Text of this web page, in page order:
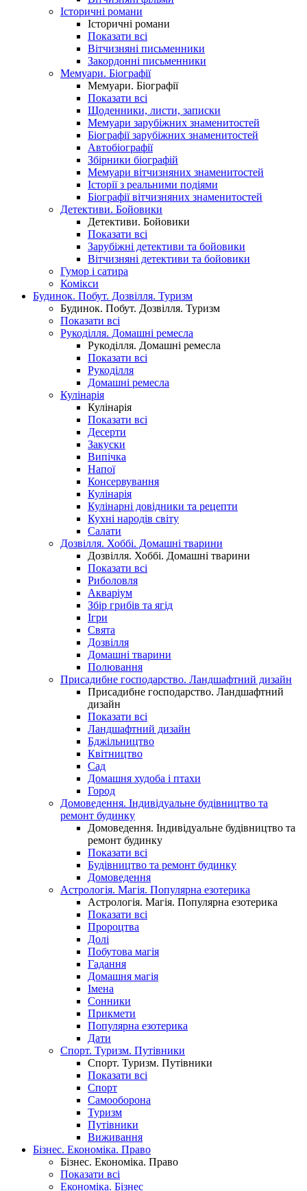
Історичні романи
Історичні романи
Показати всі
Вітчизняні письменники
Закордонні письменники
Мемуари. Біографії
Мемуари. Біографії
Показати всі
Щоденники, листи, записки
Мемуари зарубіжних знаменитостей
Біографії зарубіжних знаменитостей
Автобіографії
Збірники біографій
Мемуари вітчизняних знаменитостей
Історії з реальними подіями
Біографії вітчизняних знаменитостей
Детективи. Бойовики
Детективи. Бойовики
Показати всі
Зарубіжні детективи та бойовики
Вітчизняні детективи та бойовики
Гумор і сатира
Комікси
Будинок. Побут. Дозвілля. Туризм
Будинок. Побут. Дозвілля. Туризм
Показати всі
Рукоділля. Домашні ремесла
Рукоділля. Домашні ремесла
Показати всі
Рукоділля
Домашні ремесла
Кулінарія
Кулінарія
Показати всі
Десерти
Закуски
Випічка
Напої
Консервування
Кулінарія
Кулінарні довідники та рецепти
Кухні народів світу
Салати
Дозвілля. Хоббі. Домашні тварини
Дозвілля. Хоббі. Домашні тварини
Показати всі
Риболовля
Акваріум
Збір грибів та ягід
Ігри
Свята
Дозвілля
Домашні тварини
Полювання
Присадибне господарство. Ландшафтний дизайн
Присадибне господарство. Ландшафтний
дизайн
Показати всі
Ландшафтний дизайн
Бджільництво
Квітництво
Сад
Домашня худоба і птахи
Город
Домоведення. Індивідуальне будівництво та
ремонт будинку
Домоведення. Індивідуальне будівництво та
ремонт будинку
Показати всі
Будівництво та ремонт будинку
Домоведення
Астрологія. Магія. Популярна езотерика
Астрологія. Магія. Популярна езотерика
Показати всі
Пророцтва
Долі
Побутова магія
Гадання
Домашня магія
Імена
Сонники
Прикмети
Популярна езотерика
Дати
Спорт. Туризм. Путівники
Спорт. Туризм. Путівники
Показати всі
Спорт
Самооборона
Туризм
Путівники
Виживання
Бізнес. Економіка. Право
Бізнес. Економіка. Право
Показати всі
Економіка. Бізнес